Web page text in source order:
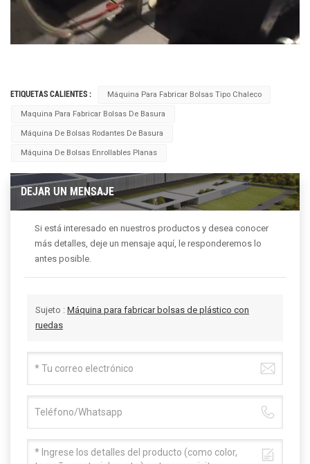
ETIQUETAS CALIENTES : Máquina Para Fabricar Bolsas Tipo Chaleco
Maquina Para Fabricar Bolsas De Basura
Máquina De Bolsas Rodantes De Basura
Máquina De Bolsas Enrollables Planas
DEJAR UN MENSAJE
Si está interesado en nuestros productos y desea conocer
más detalles, deje un mensaje aquí, le responderemos lo
antes posible.
Sujeto : Máquina para fabricar bolsas de plástico con
ruedas